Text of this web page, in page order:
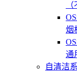
烟
通
自清洁